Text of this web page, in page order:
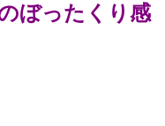
ぼったくり感